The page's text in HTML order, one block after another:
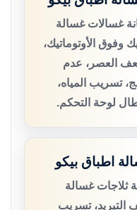
غسالات غسالة
وفوق الأوتوماتيك،
العصر، عدم
تسريب المياه،
لوحة التحكم.
اطباق بيكو
ثلاجات غسالة
التبريد، تسريب